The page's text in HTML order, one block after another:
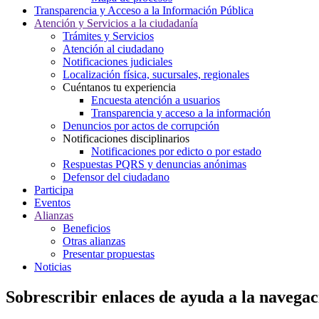
Transparencia y Acceso a la Información Pública
Atención y Servicios a la ciudadanía
Trámites y Servicios
Atención al ciudadano
Notificaciones judiciales
Localización física, sucursales, regionales
Cuéntanos tu experiencia
Encuesta atención a usuarios
Transparencia y acceso a la información
Denuncios por actos de corrupción
Notificaciones disciplinarios
Notificaciones por edicto o por estado
Respuestas PQRS y denuncias anónimas
Defensor del ciudadano
Participa
Eventos
Alianzas
Beneficios
Otras alianzas
Presentar propuestas
Noticias
Sobrescribir enlaces de ayuda a la